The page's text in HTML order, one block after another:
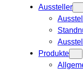
Aussteller
Produkte